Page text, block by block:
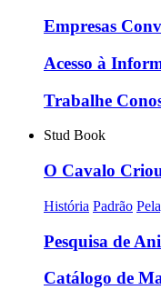
Empresas
Acesso à
Trabalhe
Stud Book
O Cavalo
História Padrão
Pesquisa de
Catálogo de